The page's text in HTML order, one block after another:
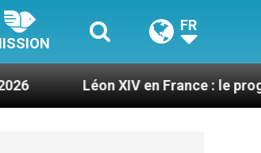
FR
XIV en France : le programme